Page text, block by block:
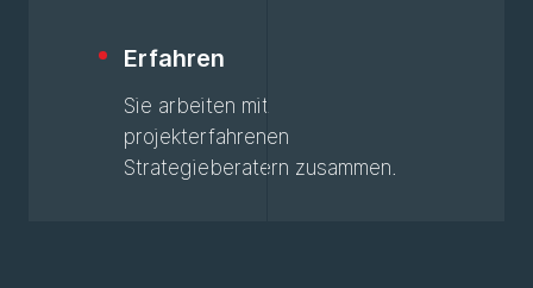
Erfahren
Sie arbeiten mit
projekterfahrenen
Strategieberatern zusammen.